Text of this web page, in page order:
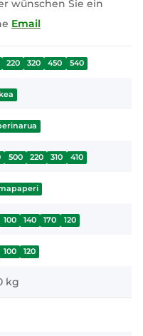
wünschen Sie ein
Email
220 320 450 540
500 220 310 410
100 140 170 120
100 120
kg